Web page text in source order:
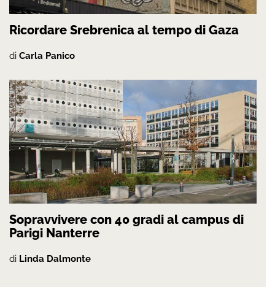
Ricordare Srebrenica al tempo di Gaza
di Carla Panico
Sopravvivere con 40 gradi al campus di
Parigi Nanterre
di Linda Dalmonte